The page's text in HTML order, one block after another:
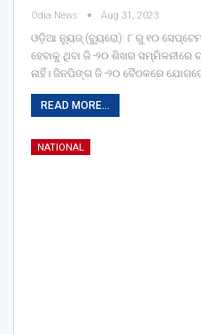
Odia News Aug 31, 2023
ଓଡ଼ିଆ ନ୍ୟୁଜ୍ (ବ୍ୟୁରୋ): ୮ ରୁ ୧୦
ହେବାକୁ ଥିବା ଜି -୨୦ ଶିଖର
ନାହିଁ। ଜିନପିଙ୍ଗ ଜି -୨୦ ବୈଠକରେ
READ MORE...
NATIONAL